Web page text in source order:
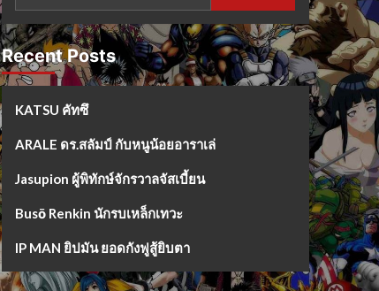
Recent Posts
KATSU คัทซึ
ARALE ดร.สลัมป์ กับหนูน้อยอาราเล่
Jasupion ผู้พิทักษ์จักรวาลจัสเบี้ยน
Busō Renkin นักรบเหล็กเทวะ
IP MAN ยิปมัน ยอดกังฟูสู้ยิบตา